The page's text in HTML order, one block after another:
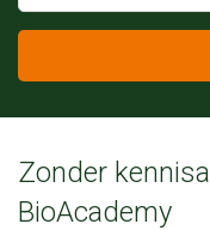
Zonder
BioAcademy